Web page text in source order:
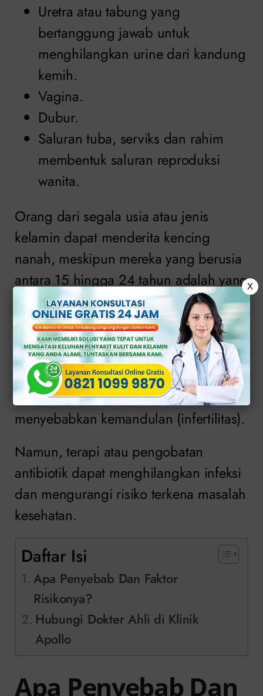
Uretra atau tabung yang
bertanggung jawab untuk
menghilangkan urine dari kandung
kemih.
Vagina.
Dubur.
Saluran tuba, serviks dan rahim
membentuk saluran reproduksi
wanita.
Orang dari segala usia atau jenis
kelamin dapat menderita kencing
nanah, meskipun mereka yang berusia
antara 15 hingga 24 tahun adalah yang
paling sering terkena bakteri ini.
Kencing nanah yang tidak mendapat
pengobatan dapat menyebabkan
masalah kesehatan jangka panjang dan
dalam beberapa kasus dapat
menyebabkan kemandulan (infertilitas).
Namun, terapi atau pengobatan
antibiotik dapat menghilangkan infeksi
dan mengurangi risiko terkena masalah
kesehatan.
Daftar Isi
Apa Penyebab Dan Faktor
Risikonya?
Hubungi Dokter Ahli di Klinik
Apollo
Apa Penyebab Dan
X